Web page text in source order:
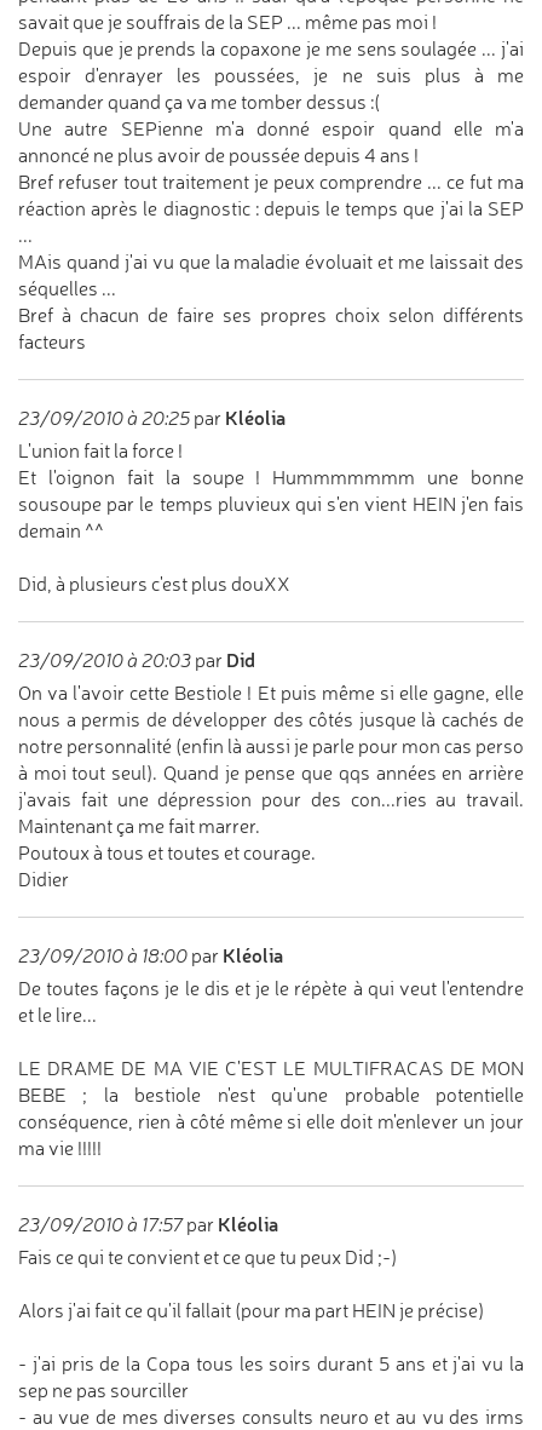
savait que je souffrais de la SEP ... même pas moi !
Depuis que je prends la copaxone je me sens soulagée ... j'ai
espoir d'enrayer les poussées, je ne suis plus à me
demander quand ça va me tomber dessus :(
Une autre SEPienne m'a donné espoir quand elle m'a
annoncé ne plus avoir de poussée depuis 4 ans !
Bref refuser tout traitement je peux comprendre ... ce fut ma
réaction après le diagnostic : depuis le temps que j'ai la SEP
...
MAis quand j'ai vu que la maladie évoluait et me laissait des
séquelles ...
Bref à chacun de faire ses propres choix selon différents
facteurs
23/09/2010 à 20:25 par Kléolia
L'union fait la force !
Et l'oignon fait la soupe ! Hummmmmmm une bonne
sousoupe par le temps pluvieux qui s'en vient HEIN j'en fais
demain ^^
Did, à plusieurs c'est plus douXX
23/09/2010 à 20:03 par Did
On va l'avoir cette Bestiole ! Et puis même si elle gagne, elle
nous a permis de développer des côtés jusque là cachés de
notre personnalité (enfin là aussi je parle pour mon cas perso
à moi tout seul). Quand je pense que qqs années en arrière
j'avais fait une dépression pour des con...ries au travail.
Maintenant ça me fait marrer.
Poutoux à tous et toutes et courage.
Didier
23/09/2010 à 18:00 par Kléolia
De toutes façons je le dis et je le répète à qui veut l'entendre
et le lire...
LE DRAME DE MA VIE C'EST LE MULTIFRACAS DE MON
BEBE ; la bestiole n'est qu'une probable potentielle
conséquence, rien à côté même si elle doit m'enlever un jour
ma vie !!!!!
23/09/2010 à 17:57par Kléolia
Fais ce qui te convient et ce que tu peux Did ;-)
Alors j'ai fait ce qu'il fallait (pour ma part HEIN je précise)
- j'ai pris de la Copa tous les soirs durant 5 ans et j'ai vu la
sep ne pas sourciller
- au vue de mes diverses consults neuro et au vu des irms